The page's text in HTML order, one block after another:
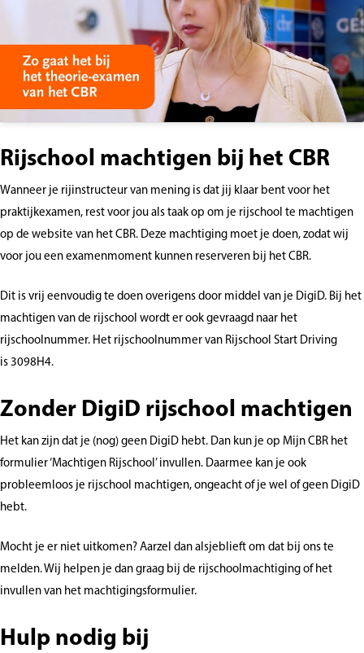
Rijschool machtigen bij het CBR
Wanneer je rijinstructeur van mening is dat jij klaar bent voor het
praktijkexamen, rest voor jou als taak op om je rijschool te machtigen
op de website van het CBR. Deze machtiging moet je doen, zodat wij
voor jou een examenmoment kunnen reserveren bij het CBR.
Dit is vrij eenvoudig te doen overigens door middel van je DigiD. Bij het
machtigen van de rijschool wordt er ook gevraagd naar het
rijschoolnummer. Het rijschoolnummer van Rijschool Start Driving
is 3098H4.
Zonder DigiD rijschool machtigen
Het kan zijn dat je (nog) geen DigiD hebt. Dan kun je op Mijn CBR het
formulier ‘Machtigen Rijschool’ invullen. Daarmee kan je ook
probleemloos je rijschool machtigen, ongeacht of je wel of geen DigiD
hebt.
Mocht je er niet uitkomen? Aarzel dan alsjeblieft om dat bij ons te
melden. Wij helpen je dan graag bij de rijschoolmachtiging of het
invullen van het machtigingsformulier.
Hulp nodig bij